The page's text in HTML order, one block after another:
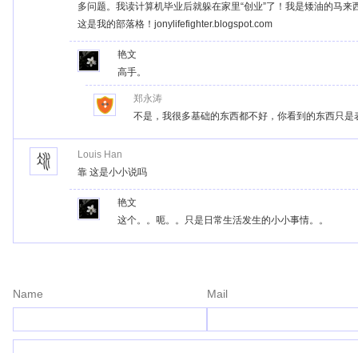
多问题。我读计算机毕业后就躲在家里“创业”了！我是矮油的马
这是我的部落格！jonylifefighter.blogspot.com
艳文
高手。
郑永涛
不是，我很多基础的东西都不好，你看到的东西只
Louis Han
靠 这是小小说吗
艳文
这个。。呃。。只是日常生活发生的小小事情。。
Name Mail